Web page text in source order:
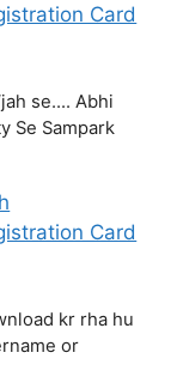
Card
se.... Abhi
Se Sampark
Card
kr rha hu
or